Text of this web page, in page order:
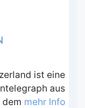
ist eine
aus
dem mehr Info